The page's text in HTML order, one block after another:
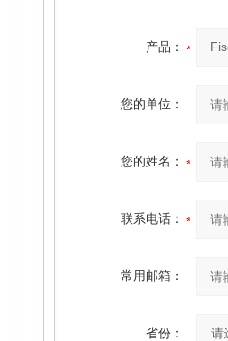
产品：
您的单位：
您的姓名：
联系电话：
常用邮箱：
省份：